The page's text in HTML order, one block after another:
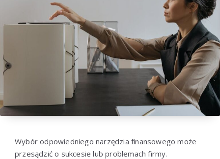
Wybór odpowiedniego narzędzia finansowego może
przesądzić o sukcesie lub problemach firmy.